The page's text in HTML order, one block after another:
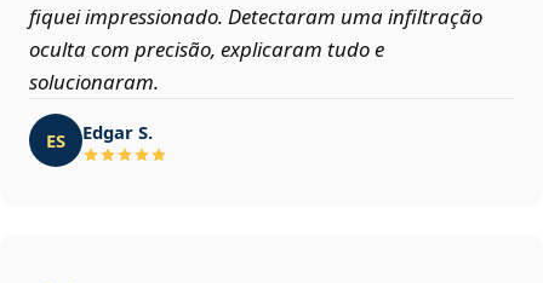
fiquei impressionado. Detectaram uma infiltração
oculta com precisão, explicaram tudo e
solucionaram.
ES Edgar S.